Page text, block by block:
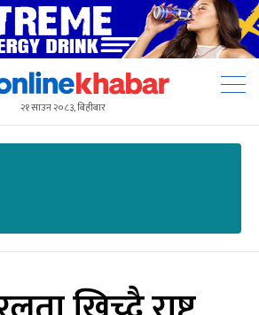
२१ साउन २०८३, बिहीबार